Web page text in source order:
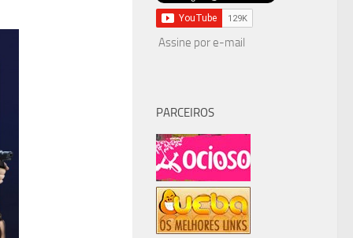
Assine por e-mail
PARCEIROS